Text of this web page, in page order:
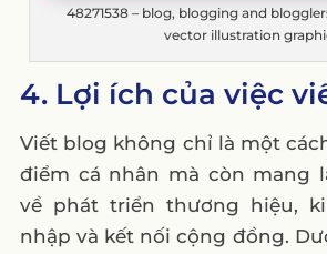
48271538 – blog, blogging and
vector illustration
4. Lợi ích của việc
Viết blog không chỉ là một
điểm cá nhân mà còn mang
về phát triển thương hiệu,
nhập và kết nối cộng đồng.